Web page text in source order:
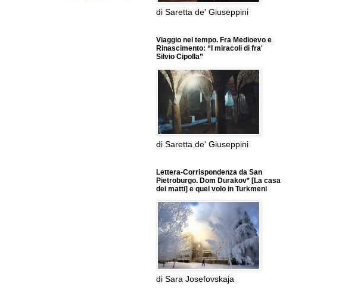
di Saretta de' Giuseppini
Viaggio nel tempo. Fra Medioevo e
Rinascimento: “I miracoli di fra'
Silvio Cipolla”
di Saretta de' Giuseppini
Lettera-Corrispondenza da San
Pietroburgo. Dom Durakov* [La casa
dei matti] e quel volo in Turkmeni
di Sara Josefovskaja